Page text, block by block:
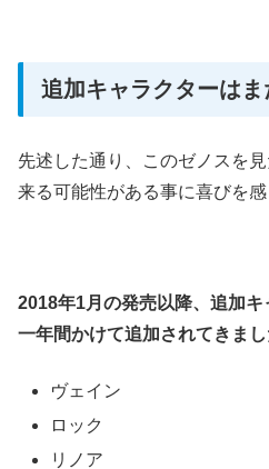
追加キャラクターはま
先述した通り、このゼノスを
来る可能性がある事に喜びを感
2018年1月の発売以降、追加
一年間かけて追加されてきまし
ヴェイン
ロック
リノア